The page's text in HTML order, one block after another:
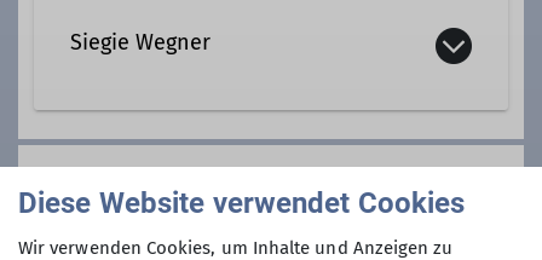
Ämter
Siegie Wegner
08639/1095
Ämter
Anmeldung wg. Reservierung
Diese Website verwendet Cookies
Wir verwenden Cookies, um Inhalte und Anzeigen zu